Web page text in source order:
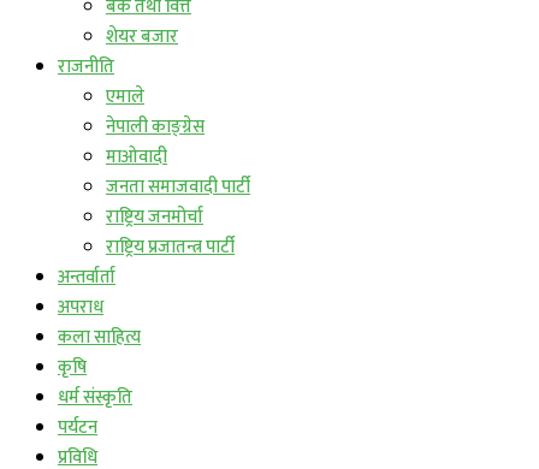
बैंक तथा वित्त
शेयर बजार
राजनीति
एमाले
नेपाली काङ्ग्रेस
माओवादी
जनता समाजवादी पार्टी
राष्ट्रिय जनमोर्चा
राष्ट्रिय प्रजातन्त्र पार्टी
अन्तर्वार्ता
अपराध
कला साहित्य
कृषि
धर्म संस्कृति
पर्यटन
प्रविधि